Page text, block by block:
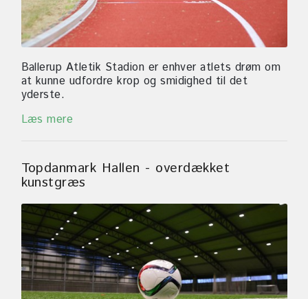
Ballerup Atletik Stadion er enhver atlets drøm om
at kunne udfordre krop og smidighed til det
yderste.
Læs mere
Topdanmark Hallen - overdækket
kunstgræs